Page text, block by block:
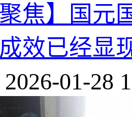
聚焦】国元
效已经显
2026-01-28